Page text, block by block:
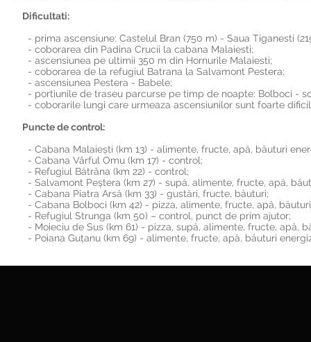
Dificultati:
- prima ascensiune: Castelul Bran (750 m) - Saua Tiganesti
- coborarea din Padina Crucii la cabana Malaiesti;
- ascensiunea pe ultimii 350 m din Hornurile Malaiesti;
- coborarea de la refugiul Batrana la Salvamont Pestera;
- ascensiunea Pestera - Babele;
- portiunile de traseu parcurse pe timp de noapte: Bolboci -
- coborarile lungi care urmeaza ascensiunilor sunt foarte
Puncte de control:
- Cabana Malaiești (km 13) - alimente, fructe, apă, băuturi
- Cabana Vârful Omu (km 17) - control;
- Refugiul Bătrâna (km 22) - control;
- Salvamont Peștera (km 27) - supă, alimente, fructe, apă,
- Cabana Piatra Arsă (km 33) - gustări, fructe, băuturi;
- Cabana Bolboci (km 42) - pizza, alimente, fructe, apă,
- Refugiul Strunga (km 50) – control, punct de prim ajutor;
- Moieciu de Sus (km 61) - pizza, supă, alimente, fructe, apă,
- Poiana Guțanu (km 69) - alimente, fructe, apă, băuturi